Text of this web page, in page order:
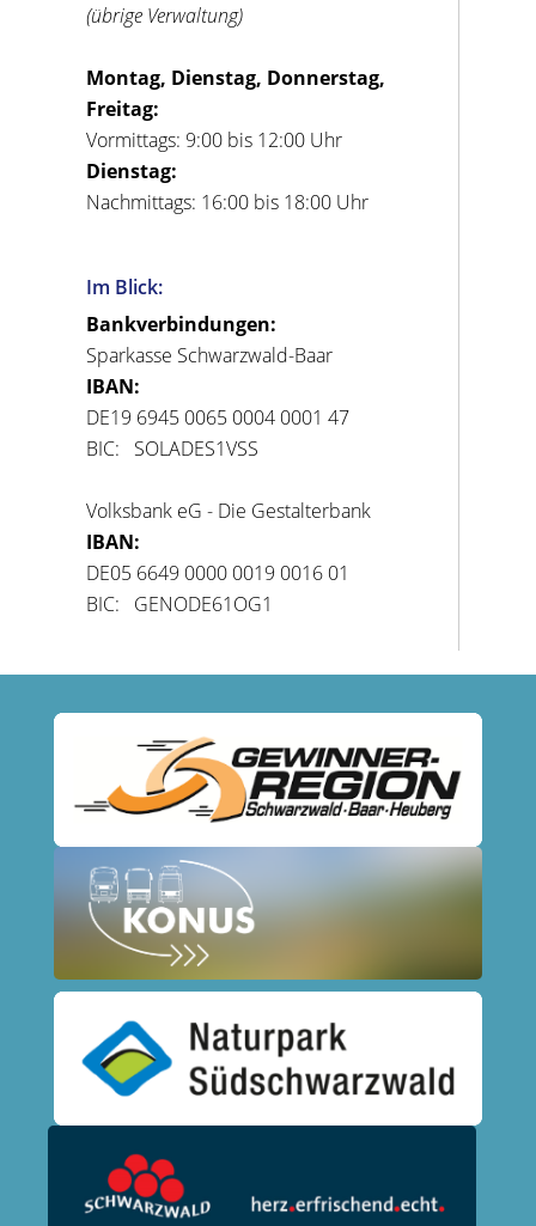
(übrige Verwaltung)
Montag, Dienstag, Donnerstag,
Freitag:
Vormittags: 9:00 bis 12:00 Uhr
Dienstag:
Nachmittags: 16:00 bis 18:00 Uhr
Im Blick:
Bankverbindungen:
Sparkasse Schwarzwald-Baar
IBAN:
DE19 6945 0065 0004 0001 47
BIC: SOLADES1VSS
Volksbank eG - Die Gestalterbank
IBAN:
DE05 6649 0000 0019 0016 01
BIC: GENODE61OG1